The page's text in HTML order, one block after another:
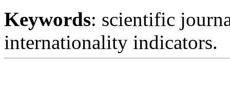
Keywords: scientific
internationality indicators.